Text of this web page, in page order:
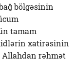
bölgəsinin
tamam
xatirəsinin
Allahdan rəhmət